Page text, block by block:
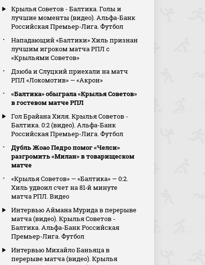
Крылья Советов - Балтика. Голы и
лучшие моменты (видео). Альфа-Банк
Российская Премьер-Лига. Футбол
Нападающий «Балтики» Хиль признан
лучшим игроком матча РПЛ с
«Крыльями Советов»
Дзюба и Слуцкий приехали на матч
РПЛ «Локомотив» — «Акрон»
«Балтика» обыграла «Крылья Советов»
в гостевом матче РПЛ
Гол Брайана Хиля. Крылья Советов -
Балтика. 0:2 (видео). Альфа-Банк
Российская Премьер-Лига. Футбол
Дубль Жоао Педро помог «Челси»
разгромить «Милан» в товарищеском
матче
«Крылья Советов» — «Балтика» — 0:2.
Хиль удвоил счет на 81‑й минуте
матча РПЛ. Видео
Интервью Аймана Мурида в перерыве
матча (видео). Крылья Советов -
Балтика. Альфа-Банк Российская
Премьер-Лига. Футбол
Интервью Михайло Баньяца в
перерыве матча (видео). Крылья